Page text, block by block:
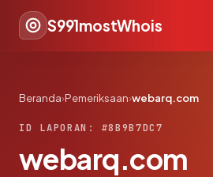
S991mostWhois
Beranda›Pemeriksaan›webarq.com
ID LAPORAN: #8B9B7DC7
webarq.com